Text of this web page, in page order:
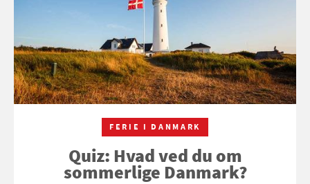
FERIE I DANMARK
Quiz: Hvad ved du om
sommerlige Danmark?